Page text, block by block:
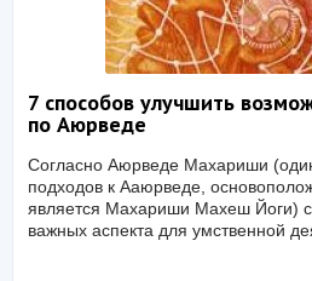
7 способов улучшить
по Аюрведе
Согласно Аюрведе Махариши
подходов к Ааюрведе,
является Махариши Махеш Йоги)
важных аспекта для умственной